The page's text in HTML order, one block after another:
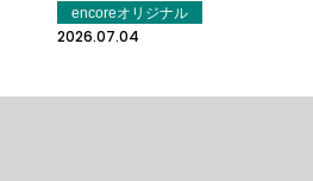
encoreオリジナル
2026.07.04